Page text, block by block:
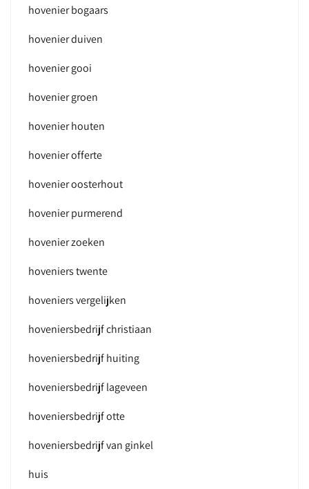
hovenier bogaars
hovenier duiven
hovenier gooi
hovenier groen
hovenier houten
hovenier offerte
hovenier oosterhout
hovenier purmerend
hovenier zoeken
hoveniers twente
hoveniers vergelijken
hoveniersbedrijf christiaan
hoveniersbedrijf huiting
hoveniersbedrijf lageveen
hoveniersbedrijf otte
hoveniersbedrijf van ginkel
huis